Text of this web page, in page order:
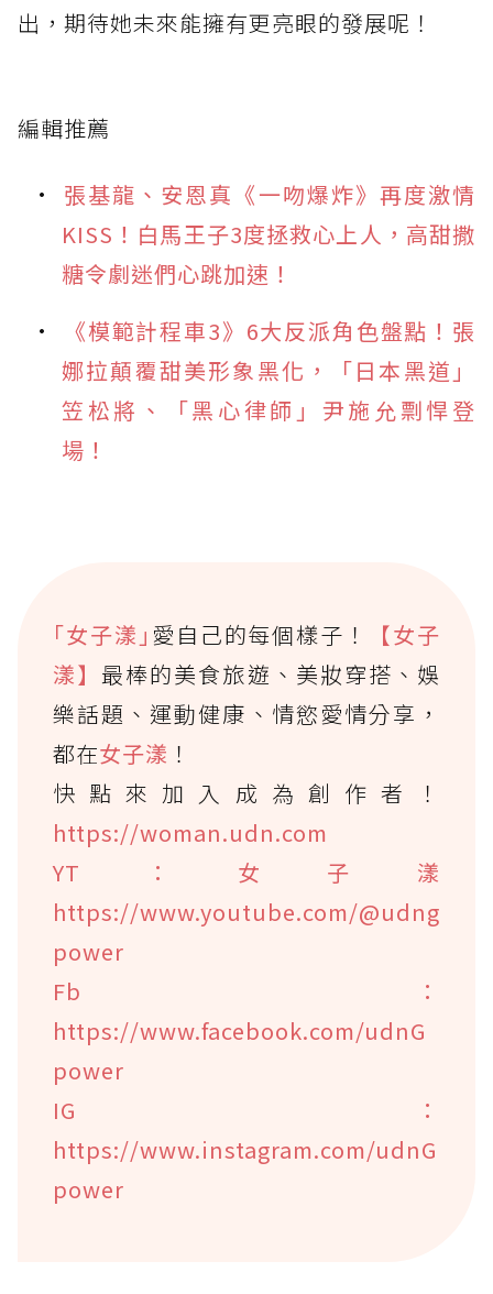
出，期待她未來能擁有更亮眼的發展呢！
編輯推薦
張基龍、安恩真《一吻爆炸》再度激情
KISS！白馬王子3度拯救心上人，高甜撒
糖令劇迷們心跳加速！
《模範計程車3》6大反派角色盤點！張
娜拉顛覆甜美形象黑化，「日本黑道」
笠松將、「黑心律師」尹施允剽悍登
場！
｢女子漾｣ 愛自己的每個樣子！
【女子
漾】最棒的美食旅遊、美妝穿搭、娛
樂話題、運動健康、情慾愛情分享，
都在女子漾 ！
快點來加入成為創作者！
https://woman.udn.com
YT：女子漾
https://www.youtube.com/@udng
power
Fb：
https://www.facebook.com/udnG
power
IG：
https://www.instagram.com/udnG
power